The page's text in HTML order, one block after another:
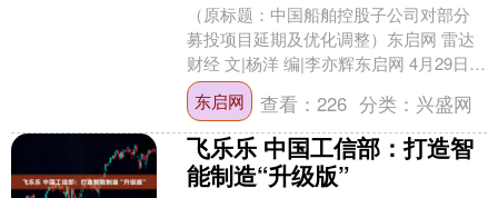
（原标题：中国船舶控股子公司对部分
募投项目延期及优化调整）东启网 雷达
财经 文|杨洋 编|李亦辉东启网 4月29日，
中国船舶（600150）公告，公司控股子
公司....
东启网 查看：226 分类： 兴盛网
飞乐乐 中国工信部：打造智
能制造“升级版”